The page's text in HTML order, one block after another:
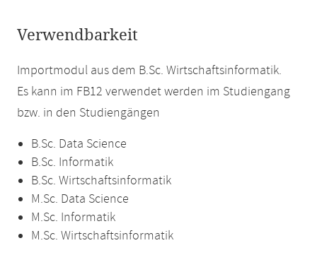
Verwendbarkeit
Importmodul aus dem B.Sc. Wirtschaftsinformatik.
Es kann im FB12 verwendet werden im Studiengang
bzw. in den Studiengängen
B.Sc. Data Science
B.Sc. Informatik
B.Sc. Wirtschaftsinformatik
M.Sc. Data Science
M.Sc. Informatik
M.Sc. Wirtschaftsinformatik